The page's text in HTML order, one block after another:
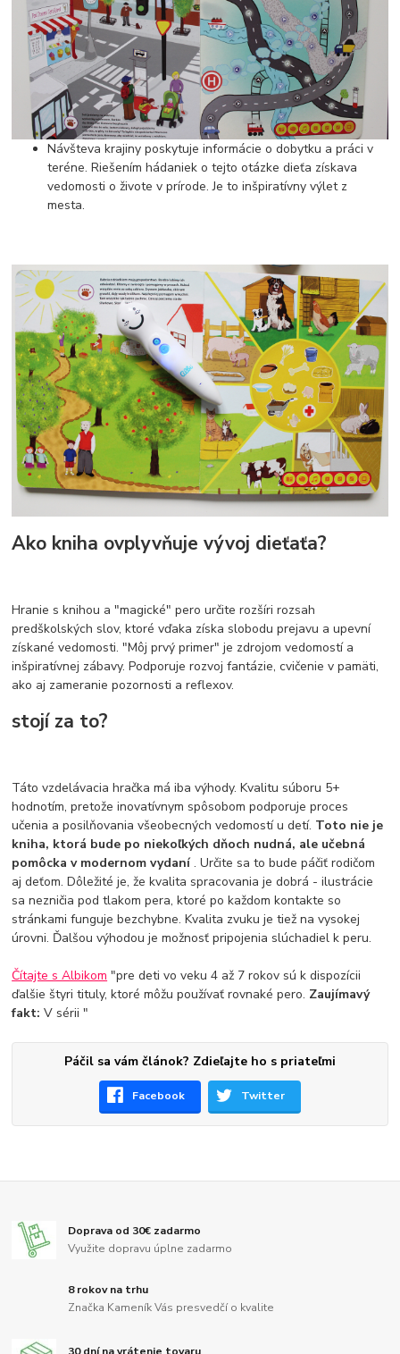
Návšteva krajiny poskytuje informácie o dobytku a práci v
teréne. Riešením hádaniek o tejto otázke dieťa získava
vedomosti o živote v prírode. Je to inšpiratívny výlet z
mesta.
Ako kniha ovplyvňuje vývoj dieťaťa?
Hranie s knihou a "magické" pero určite rozšíri rozsah
predškolských slov, ktoré vďaka získa slobodu prejavu a upevní
získané vedomosti. "Môj prvý primer" je zdrojom vedomostí a
inšpiratívnej zábavy. Podporuje rozvoj fantázie, cvičenie v pamäti,
ako aj zameranie pozornosti a reflexov.
stojí za to?
Táto vzdelávacia hračka má iba výhody. Kvalitu súboru 5+
hodnotím, pretože inovatívnym spôsobom podporuje proces
učenia a posilňovania všeobecných vedomostí u detí. Toto nie je
kniha, ktorá bude po niekoľkých dňoch nudná, ale učebná
pomôcka v modernom vydaní. Určite sa to bude páčiť rodičom
aj deťom. Dôležité je, že kvalita spracovania je dobrá - ilustrácie
sa nezničia pod tlakom pera, ktoré po každom kontakte so
stránkami funguje bezchybne. Kvalita zvuku je tiež na vysokej
úrovni. Ďalšou výhodou je možnosť pripojenia slúchadiel k peru.
Čítajte s Albikom "pre deti vo veku 4 až 7 rokov sú k dispozícii
ďalšie štyri tituly, ktoré môžu používať rovnaké pero. Zaujímavý
fakt:V sérii "
Páčil sa vám článok? Zdieľajte ho s priateľmi
Facebook Twitter
Doprava od 30€ zadarmo
Využite dopravu úplne zadarmo
8 rokov na trhu
Značka Kameník Vás presvedčí o kvalite
30 dní na vrátenie tovaru